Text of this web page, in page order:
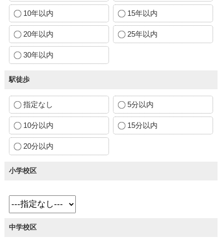
10年以内 15年以内
20年以内 25年以内
30年以内
駅徒歩
指定なし 5分以内
10分以内 15分以内
20分以内
小学校区
中学校区